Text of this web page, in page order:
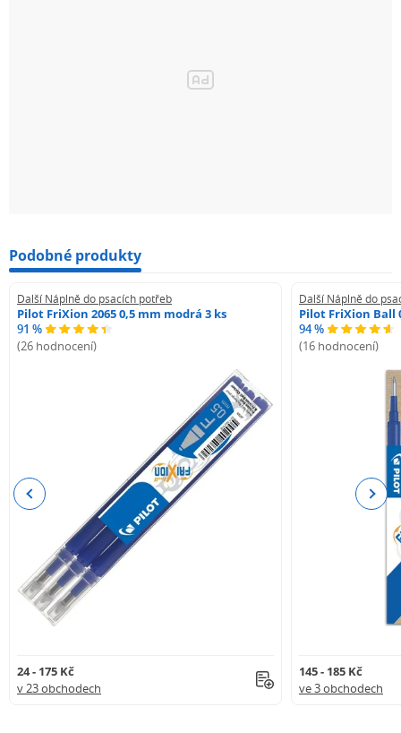
Podobné produkty
Další Náplně do psacích potřeb
Pilot FriXion 2065 0,5 mm modrá 3 ks
91 %
(26 hodnocení)
24 - 175 Kč
v 23 obchodech
Další Náplně do
Pilot FriXion Ball
94 %
(16 hodnocení)
145 - 185 Kč
ve 3 obchodech
Previous Next